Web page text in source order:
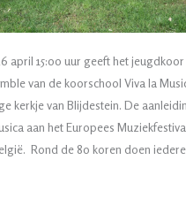
april 15:00 uur geeft het
van de koorschool Viva la
kerkje van Blijdestein. De
aan het Europees
Rond de 80 koren doen